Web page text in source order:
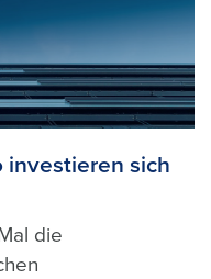
investieren sich
die